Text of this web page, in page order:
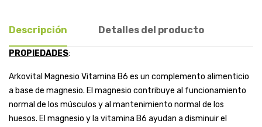
Descripción Detalles del producto
PROPIEDADES:
Arkovital Magnesio Vitamina B6 es un complemento alimenticio
a base de magnesio. El magnesio contribuye al funcionamiento
normal de los músculos y al mantenimiento normal de los
huesos. El magnesio y la vitamina B6 ayudan a disminuir el